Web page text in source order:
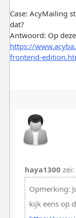
Case: AcyMailing
dat?
Antwoord: Op
https://
frontend-
haya1300 zei:
Opmerking:
kijk eens op